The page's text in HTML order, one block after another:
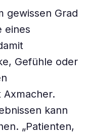
gewissen Grad
eines
Gefühle oder
Axmacher.
kann
„Patienten,